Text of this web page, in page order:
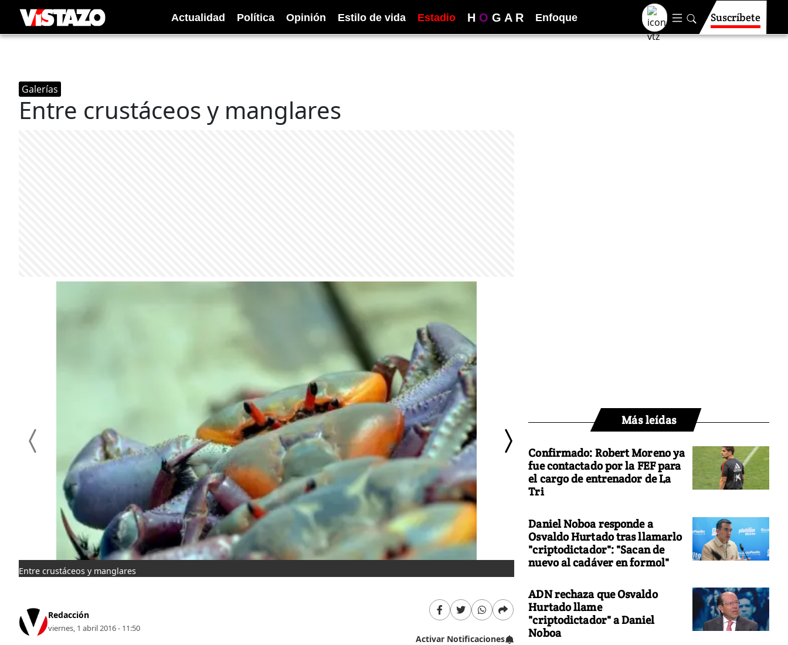
Actualidad Política Opinión Estilo de vida Estadio H O G A R Enfoque Suscríbete
Galerías
Entre crustáceos y manglares
Entre crustáceos y manglares
La captura de los crustáceos se la realiza dentro de 1.374
Redacción
viernes, 1 abril 2016 - 11:50
Activar Notificaciones
Más leídas
Confirmado: Robert Moreno ya
fue contactado por la FEF para
el cargo de entrenador de La
Tri
Daniel Noboa responde a
Osvaldo Hurtado tras llamarlo
"criptodictador": "Sacan de
nuevo al cadáver en formol"
ADN rechaza que Osvaldo
Hurtado llame
"criptodictador" a Daniel
Noboa